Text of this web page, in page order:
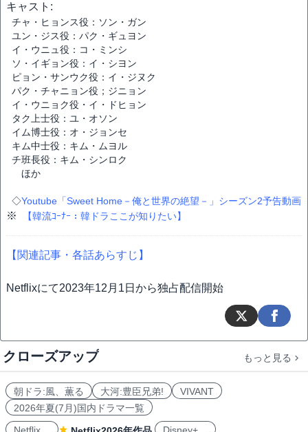
キャスト:
チャ・ヒョンス役：ソン・ガン
ユン・ジス役：パク・ギュヨン
イ・ウニュ役：コ・ミンシ
ソ・イギョン役：イ・シヨン
ピョン・サンウク役：イ・ジヌク
パク・チャニョン役；ジニョン
イ・ウニョク役・イ・ドヒョン
タク上士役：ユ・オソン
イム博士役：オ・ジョンセ
キム中士役：キム・ムヨル
チ班長役：キム・シンロク
ほか
◇Youtube「Sweet Home－俺と世界の絶望－」シーズン2予告動画
※ 【韓流ｺｰﾅｰ：韓ドラここが知りたい】
【関連記事・各話あらすじ】
Netflixにて2023年12月1日から独占配信開始
クローズアップ もっと見る
朝ドラ:風、薫る 大河:豊臣兄弟!
VIVANT
2026年夏(7月)国内ドラマ一覧